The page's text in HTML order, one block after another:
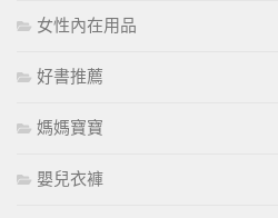
女性內在用品
好書推薦
媽媽寶寶
嬰兒衣褲